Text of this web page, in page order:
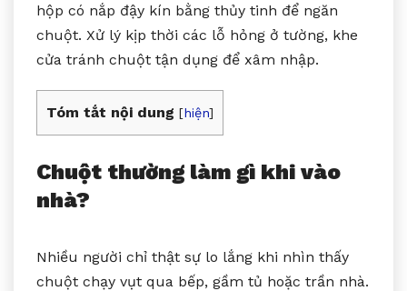
hộp có nắp đậy kín bằng thủy tinh để ngăn
chuột. Xử lý kịp thời các lỗ hỏng ở tường, khe
cửa tránh chuột tận dụng để xâm nhập.
Tóm tắt nội dung [hiện]
Chuột thường làm gì khi vào
nhà?
Nhiều người chỉ thật sự lo lắng khi nhìn thấy
chuột chạy vụt qua bếp, gầm tủ hoặc trần nhà.